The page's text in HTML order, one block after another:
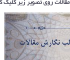
روی تصویر زیر کلیک